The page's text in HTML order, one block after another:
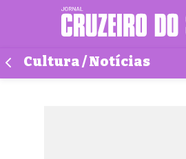
Cultura / Notícias